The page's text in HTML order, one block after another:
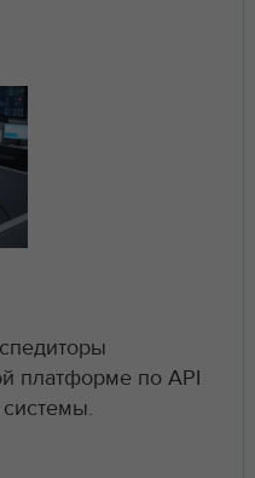
платформе по API